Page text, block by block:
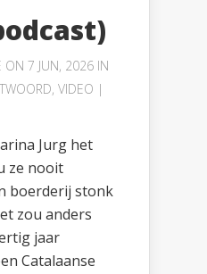
ON 7 JUN, 2026 IN
, VIDEO |
Jurg het
ze nooit
boerderij stonk
zou anders
jaar
Catalaanse